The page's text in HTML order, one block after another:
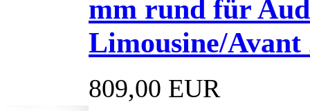
mm rund für
Limousine/Avant
809,00 EUR